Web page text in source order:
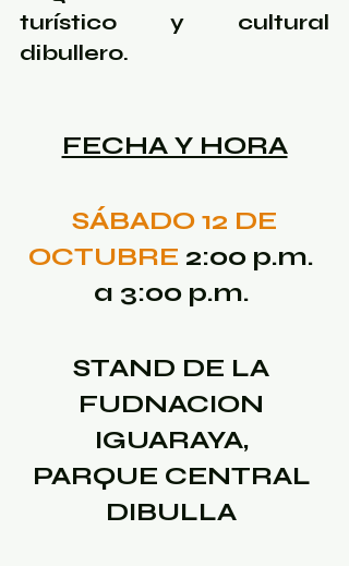
turístico y cultural
dibullero.
FECHA Y HORA
OCTUBRE 2:00 p.m.
a 3:00 p.m.
STAND DE LA
FUDNACION
IGUARAYA,
PARQUE CENTRAL
DIBULLA